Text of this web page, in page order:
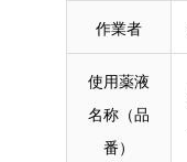
作業者
使用薬液
名称（品
番）